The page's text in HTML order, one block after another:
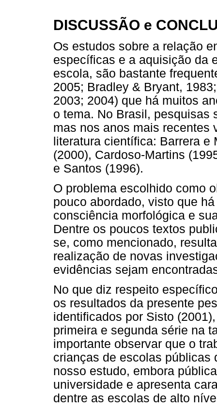
DISCUSSÃO e
Os estudos sobre a relação
específicas e a aquisição da
escola, são bastante
2005; Bradley & Bryant,
2003; 2004) que há muitos
o tema. No Brasil, pesquisas
mas nos anos mais recentes
literatura científica: Barrera
(2000), Cardoso-Martins
e Santos (1996).
O problema escolhido como
pouco abordado, visto que
consciência morfológica e
Dentre os poucos textos
se, como mencionado,
realização de novas
evidências sejam
No que diz respeito
os resultados da presente
identificados por Sisto
primeira e segunda série na
importante observar que o
crianças de escolas públicas
nosso estudo, embora
universidade e apresenta
dentre as escolas de alto